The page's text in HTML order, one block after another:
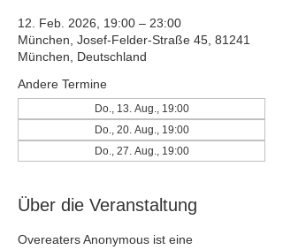
12. Feb. 2026, 19:00 – 23:00
München, Josef-Felder-Straße 45, 81241
München, Deutschland
Andere Termine
Do., 13. Aug., 19:00
Do., 20. Aug., 19:00
Do., 27. Aug., 19:00
Über die Veranstaltung
Overeaters Anonymous ist eine